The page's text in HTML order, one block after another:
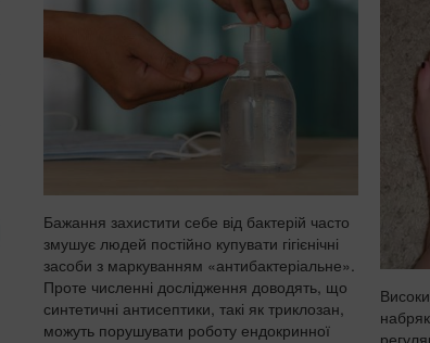
Бажання захистити себе від бактерій часто
змушує людей постійно купувати гігієнічні
засоби з маркуванням «антибактеріальне».
Проте численні дослідження доводять, що
синтетичні антисептики, такі як триклозан,
можуть порушувати роботу ендокринної